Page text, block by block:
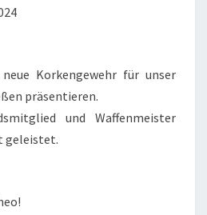
Korkengewehr für unser
präsentieren.
und Waffenmeister
geleistet.